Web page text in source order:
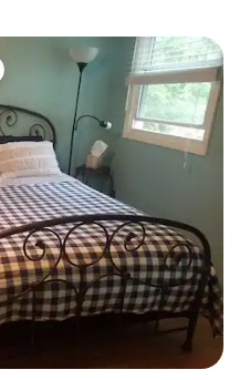
appréciés